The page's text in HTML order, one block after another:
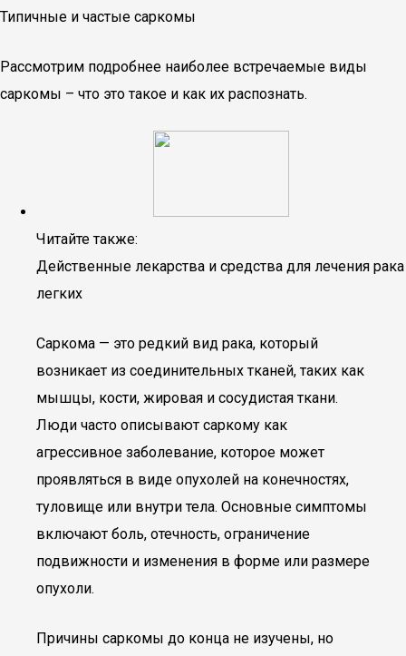
Типичные и частые саркомы
Рассмотрим подробнее наиболее встречаемые виды
саркомы – что это такое и как их распознать.
Читайте также:
Действенные лекарства и средства для лечения рака
легких
Саркома — это редкий вид рака, который
возникает из соединительных тканей, таких как
мышцы, кости, жировая и сосудистая ткани.
Люди часто описывают саркому как
агрессивное заболевание, которое может
проявляться в виде опухолей на конечностях,
туловище или внутри тела. Основные симптомы
включают боль, отечность, ограничение
подвижности и изменения в форме или размере
опухоли.
Причины саркомы до конца не изучены, но